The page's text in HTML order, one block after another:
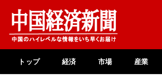
content
トップ 経済 市場 産業